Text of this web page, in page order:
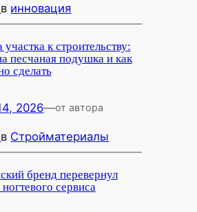
в инновация
к строительству:
песчаная подушка и как
сделать
2026—от автора
в Стройматериалы
бренд перевернул
сервиса